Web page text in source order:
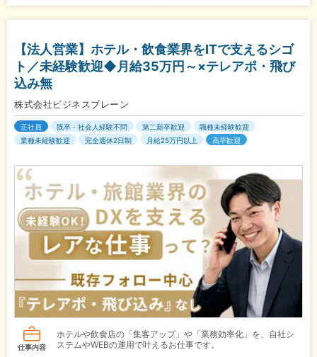
【法人営業】ホテル・飲食業界をITで支えるシゴ
ト／未経験歓迎◆月給35万円～×テレアポ・飛び
込み無
株式会社ビジネスブレーン
正社員 既卒・社会人経験不問 第二新卒歓迎
職種未経験歓迎
業種未経験歓迎
完全週休2日制 月給25万円以上 高卒歓迎
仕事内容
ホテルや飲食店の「集客アップ」や「業務効率化」を、自社シ
ステムやWEBの運用で叶えるお仕事です。